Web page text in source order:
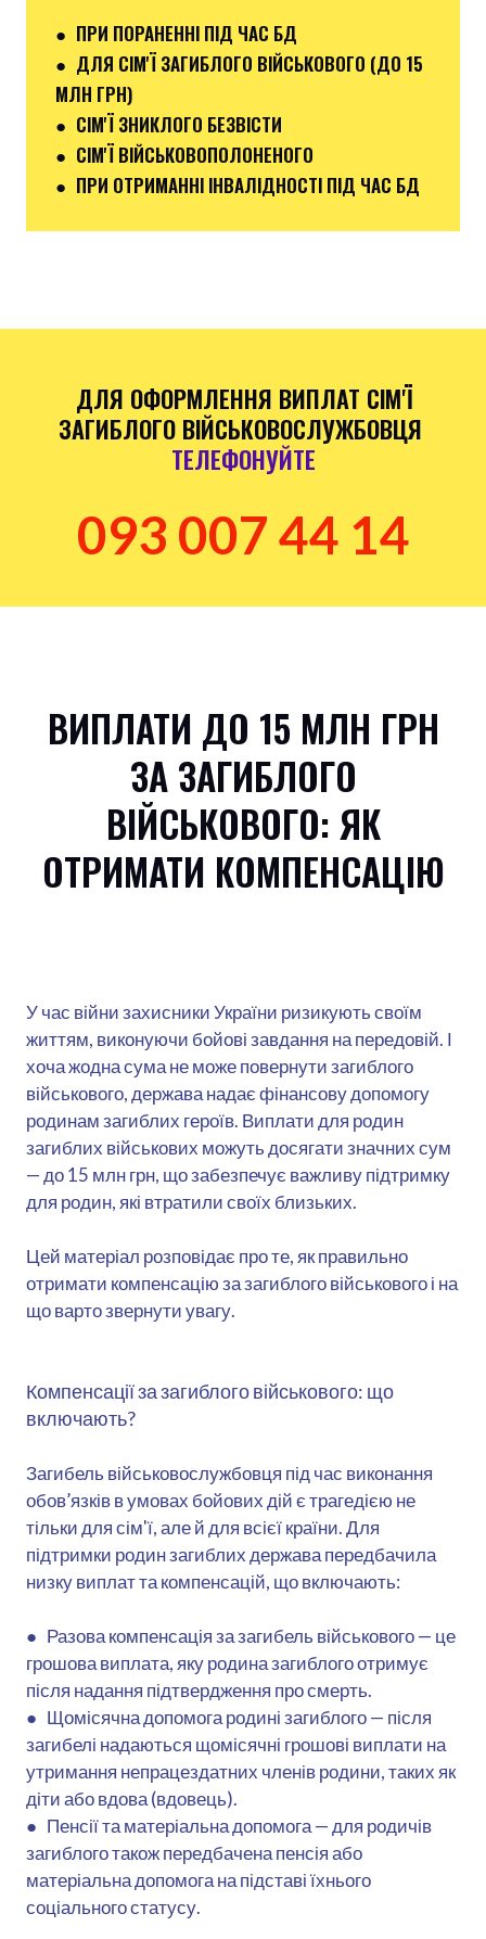
● ПРИ ПОРАНЕННІ ПІД ЧАС БД
● ДЛЯ СІМ'Ї ЗАГИБЛОГО ВІЙСЬКОВОГО (ДО 15
МЛН ГРН)
● СІМ'Ї ЗНИКЛОГО БЕЗВІСТИ
● СІМ'Ї ВІЙСЬКОВОПОЛОНЕНОГО
● ПРИ ОТРИМАННІ ІНВАЛІДНОСТІ ПІД ЧАС БД
ДЛЯ ОФОРМЛЕННЯ ВИПЛАТ СІМ'Ї
ЗАГИБЛОГО ВІЙСЬКОВОСЛУЖБОВЦЯ
ТЕЛЕФОНУЙТЕ
093 007 44 14
ВИПЛАТИ ДО 15 МЛН ГРН
ЗА ЗАГИБЛОГО
ВІЙСЬКОВОГО: ЯК
ОТРИМАТИ КОМПЕНСАЦІЮ
У час війни захисники України ризикують своїм
життям, виконуючи бойові завдання на передовій. І
хоча жодна сума не може повернути загиблого
військового, держава надає фінансову допомогу
родинам загиблих героїв. Виплати для родин
загиблих військових можуть досягати значних сум
— до 15 млн грн, що забезпечує важливу підтримку
для родин, які втратили своїх близьких.
Цей матеріал розповідає про те, як правильно
отримати компенсацію за загиблого військового і на
що варто звернути увагу.
Компенсації за загиблого військового: що
включають?
Загибель військовослужбовця під час виконання
обов’язків в умовах бойових дій є трагедією не
тільки для сім'ї, але й для всієї країни. Для
підтримки родин загиблих держава передбачила
низку виплат та компенсацій, що включають:
● Разова компенсація за загибель військового — це
грошова виплата, яку родина загиблого отримує
після надання підтвердження про смерть.
● Щомісячна допомога родині загиблого — після
загибелі надаються щомісячні грошові виплати на
утримання непрацездатних членів родини, таких як
діти або вдова (вдовець).
● Пенсії та матеріальна допомога — для родичів
загиблого також передбачена пенсія або
матеріальна допомога на підставі їхнього
соціального статусу.